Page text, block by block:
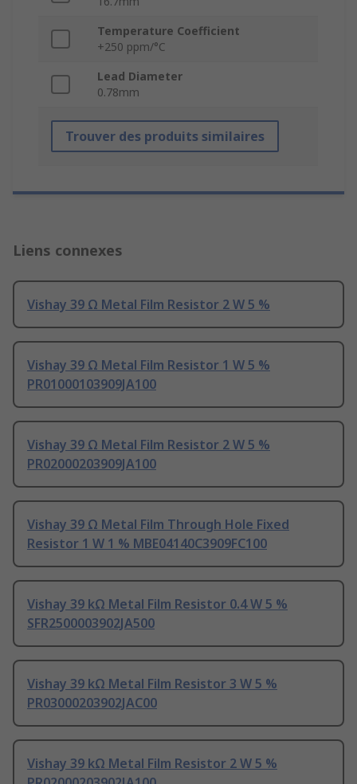
Temperature Coefficient
+250 ppm/°C
Lead Diameter
0.78mm
Trouver des produits similaires
Liens connexes
Vishay 39 Ω Metal Film Resistor 2 W 5 %
Vishay 39 Ω Metal Film Resistor 1 W 5 %
PR01000103909JA100
Vishay 39 Ω Metal Film Resistor 2 W 5 %
PR02000203909JA100
Vishay 39 Ω Metal Film Through Hole Fixed
Resistor 1 W 1 % MBE04140C3909FC100
Vishay 39 kΩ Metal Film Resistor 0.4 W 5 %
SFR2500003902JA500
Vishay 39 kΩ Metal Film Resistor 3 W 5 %
PR03000203902JAC00
Vishay 39 kΩ Metal Film Resistor 2 W 5 %